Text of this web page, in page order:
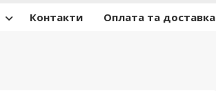
Контакти Оплата та доставка